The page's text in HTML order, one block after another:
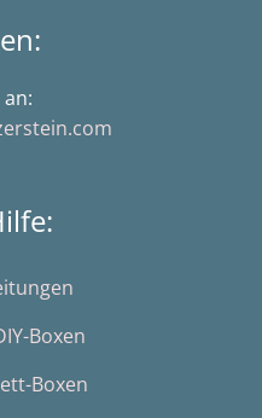
an:
Boxen
Boxen